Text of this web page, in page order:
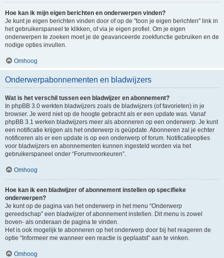
Hoe kan ik mijn eigen berichten en onderwerpen vinden?
Je kunt je eigen berichten vinden door of op de "toon je eigen berichten" link in
het gebruikerspaneel te klikken, of via je eigen profiel. Om je eigen
onderwerpen te zoeken moet je de geavanceerde zoekfunctie gebruiken en de
nodige opties invullen.
Omhoog
Onderwerpabonnementen en bladwijzers
Wat is het verschil tussen een bladwijzer en abonnement?
In phpBB 3.0 werkten bladwijzers zoals de bladwijzers (of favorieten) in je
browser. Je werd niet op de hoogte gebracht als er een update was. Vanaf
phpBB 3.1 werken bladwijzers meer als abonneren op een onderwerp. Je kunt
een notificatie krijgen als het onderwerp is geüpdate. Abonneren zal je echter
notificeren als er een update is op een onderwerp of forum. Notificatieopties
voor bladwijzers en abonnementen kunnen ingesteld worden via het
gebruikerspaneel onder “Forumvoorkeuren”.
Omhoog
Hoe kan ik een bladwijzer of abonnement instellen op specifieke
onderwerpen?
Je kunt op de pagina van het onderwerp in het menu “Onderwerp
gereedschap” een bladwijzer of abonnement instellen. Dit menu is zowel
boven- als onderaan de pagina te vinden.
Het is ook mogelijk te abonneren op het onderwerp door bij het reageren de
optie “Informeer me wanneer een reactie is geplaatst” aan te vinken.
Omhoog